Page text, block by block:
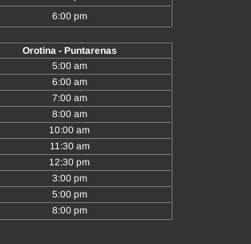
6:00 pm
Orotina - Puntarenas
5:00 am
6:00 am
7:00 am
8:00 am
10:00 am
11:30 am
12:30 pm
3:00 pm
5:00 pm
8:00 pm